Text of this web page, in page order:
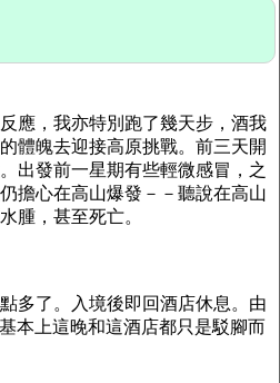
應，我亦特別跑了幾天步，酒我
體魄去迎接高原挑戰。前三天開
出發前一星期有些輕微感冒，之
擔心在高山爆發－－聽說在高山
腫，甚至死亡。
多了。入境後即回酒店休息。由
本上這晚和這酒店都只是駁腳而